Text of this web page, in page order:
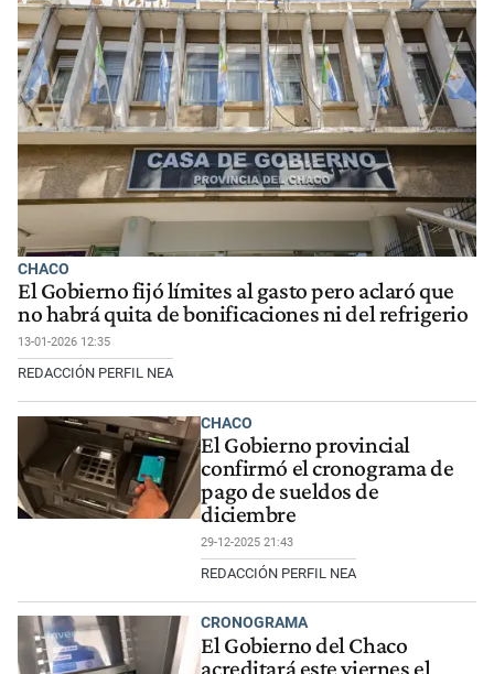
CHACO
El Gobierno fijó límites al gasto pero aclaró que
no habrá quita de bonificaciones ni del refrigerio
13-01-2026 12:35
REDACCIÓN PERFIL NEA
CHACO
El Gobierno provincial
confirmó el cronograma de
pago de sueldos de
diciembre
29-12-2025 21:43
REDACCIÓN PERFIL NEA
CRONOGRAMA
El Gobierno del Chaco
acreditará este viernes el